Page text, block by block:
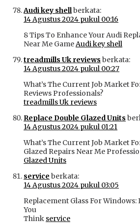
Audi key shellberkata:
14 Agustus 2024 pukul 00:16
8 Tips To Enhance Your Audi
Near Me GameAudi key shell
treadmills Uk reviews berkata:
14 Agustus 2024 pukul 00:27
What’s The Current Job Market
Reviews Professionals?
treadmills Uk reviews
Replace Double Glazed Units
14 Agustus 2024 pukul 01:21
What’s The Current Job Market
Glazed Repairs Near Me
Glazed Units
service berkata:
14 Agustus 2024 pukul 03:05
Replacement Glass For Windows:
You
Think service